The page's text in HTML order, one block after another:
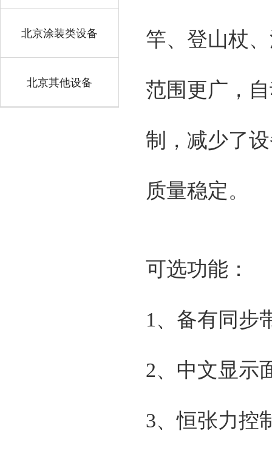
北京涂装类设备
北京其他设备
竿、登山杖
范围更广，
制，减少了
质量稳定。
可选功能：
1、备有同步
2、中文显示
3、恒张力控